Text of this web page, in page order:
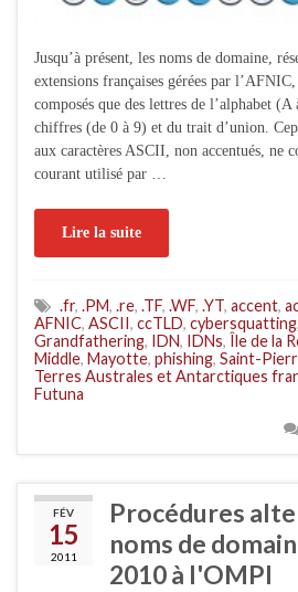
Jusqu’à présent, les noms de domaine,
extensions françaises gérées par
composés que des lettres de l’alphabet (A
chiffres (de 0 à 9) et du trait d’union.
aux caractères ASCII, non accentués, ne
courant utilisé par …
Lire la suite
.fr, .PM, .re, .TF, .WF, .YT, accent,
AFNIC, ASCII , ccTLD, cybersquatting,
Grandfathering, IDN, IDNs, Île de la
Middle, Mayotte, phishing, Saint-
Terres Australes et Antarctiques
Futuna
FÉV
15
2011
Procédures
noms de
2010 à l'OMPI